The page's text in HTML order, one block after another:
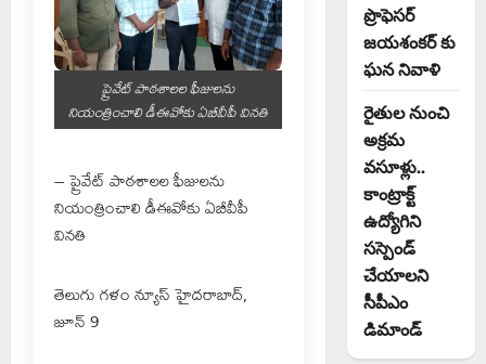
ప్రైవేట్ పాఠశాలల ఫీజులను
నియంత్రించాలి డీఈవోకు ఏబీవీపీ వినతి
– ప్రైవేట్ పాఠశాలల ఫీజులను
నియంత్రించాలి డీఈవోకు ఏబీవీపీ
వినతి
తెలుగు గళం న్యూస్ హైదరాబాద్,
జూన్ 9
ప్రొఫెసర్
జయశంకర్ కు
ఘన నివాళి
రైతుల నుంచి
అక్రమ
వసూళ్లు..
కాంట్రాక్ట్
ఉద్యోగిని
సస్పెండ్
చేయాలని
సీపీఎం
డిమాండ్